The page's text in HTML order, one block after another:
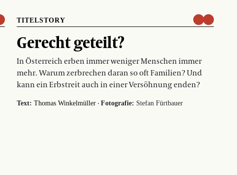
TITELSTORY
Gerecht geteilt?
In Österreich erben immer weniger Menschen immer
mehr. Warum zerbrechen daran so oft Familien? Und
kann ein Erbstreit auch in einer Versöhnung enden?
Text: Thomas Winkelmüller ·Fotografie: Stefan Fürtbauer